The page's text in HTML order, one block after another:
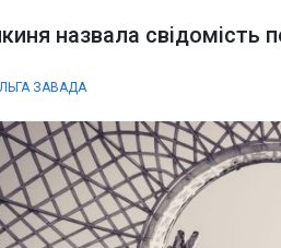
назвала свідомість
ЗАВАДА